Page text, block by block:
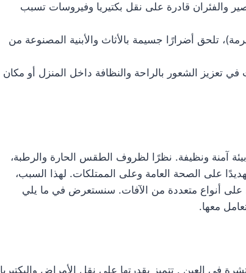
والفئران قادرة على نقل بكتيريا وفيروسات تسبب
تلحق أضرارًا جسيمة بالأثاث والأبنية المصنوعة من
تعزيز الشعور بالراحة والنظافة داخل المنزل أو مكان
آمنة ونظيفة. نظرًا لظروف الطقس الحارة والرطبة،
على الصحة العامة وعلى الممتلكات. لهذا السبب،
أنواع متعددة من الآفات. سنستعرض في ما يلي
معها.
في العين . تتميز بقدرتها على نقل الأمراض والبكتيريا